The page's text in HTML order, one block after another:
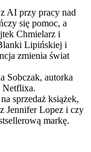
AI przy pracy nad
się pomoc, a
Chmielarz i
Lipińskiej i
zmienia świat
Sobczak, autorka
Netflixa.
sprzedaż książek,
Jennifer Lopez i czy
markę.